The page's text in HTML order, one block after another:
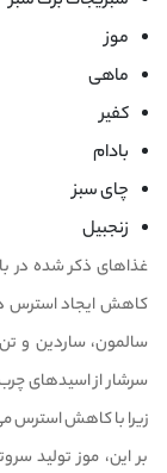
موز
ماهی
کفیر
بادام
چای سبز
زنجبیل
غذاهای ذکر شده در
کاهش ایجاد استرس
سالمون، ساردین و
زیرا با کاهش استرس
بر این، موز تولید